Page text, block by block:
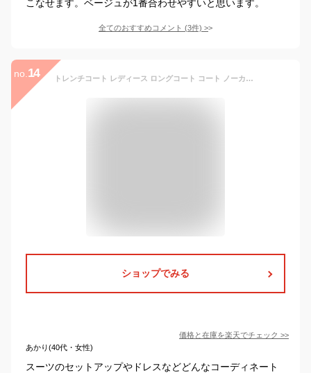
こなせます。ベージュが1番合わせやすいと思います。
全てのおすすめコメント (3件) >
no. 14 トレンチコート レディース ロングコート コート ノーカラー アウター ジャケット チェスターコート 無地 ロング コート 羽織り ゆったり ロングアウター 長袖 おしゃれ 通勤 OL 着痩せ お洒落 大人 フォーマル 大きいサイズ 送料無料
ショップでみる
価格と在庫を楽天でチェック >>
あかり(40代・女性)
スーツのセットアップやドレスなどどんなコーディネート